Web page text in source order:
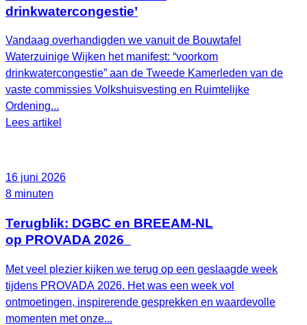
drinkwatercongestie’
Vandaag overhandigden we vanuit de Bouwtafel
Waterzuinige Wijken het manifest: “voorkom
drinkwatercongestie” aan de Tweede Kamerleden van de
vaste commissies Volkshuisvesting en Ruimtelijke
Ordening...
Lees artikel
16 juni 2026
8 minuten
Terugblik: DGBC en BREEAM-NL
op PROVADA 2026
Met veel plezier kijken we terug op een geslaagde week
tijdens PROVADA 2026. Het was een week vol
ontmoetingen, inspirerende gesprekken en waardevolle
momenten met onze...